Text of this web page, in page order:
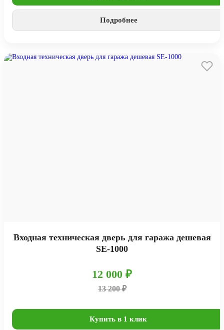
Подробнее
Входная техническая дверь для гаража дешевая
SE-1000
12 000 ₽
13 200 ₽
Купить в 1 клик